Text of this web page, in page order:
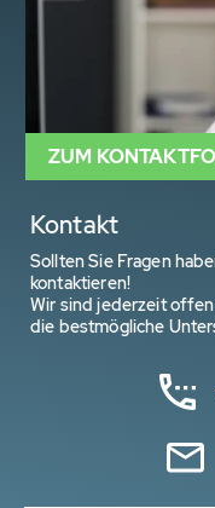
Kontakt
Sollten Sie Fragen
kontaktieren!
Wir sind jederzeit
die bestmögliche
ZUM